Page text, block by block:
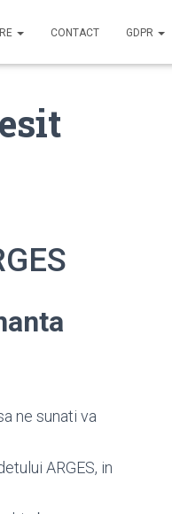
CONTACT GDPR
ne sunati va
ARGES, in